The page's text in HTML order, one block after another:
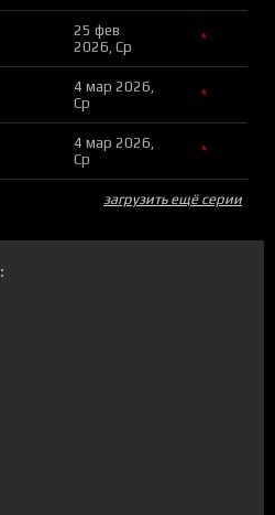
25 фев
2026, Ср
*
4 мар 2026,
Ср
*
4 мар 2026,
Ср
*
загрузить ещё серии